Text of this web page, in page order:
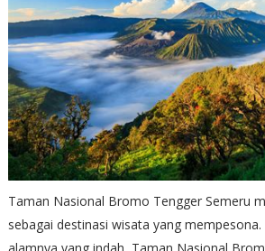
Taman Nasional Bromo Tengger Semeru
sebagai destinasi wisata yang